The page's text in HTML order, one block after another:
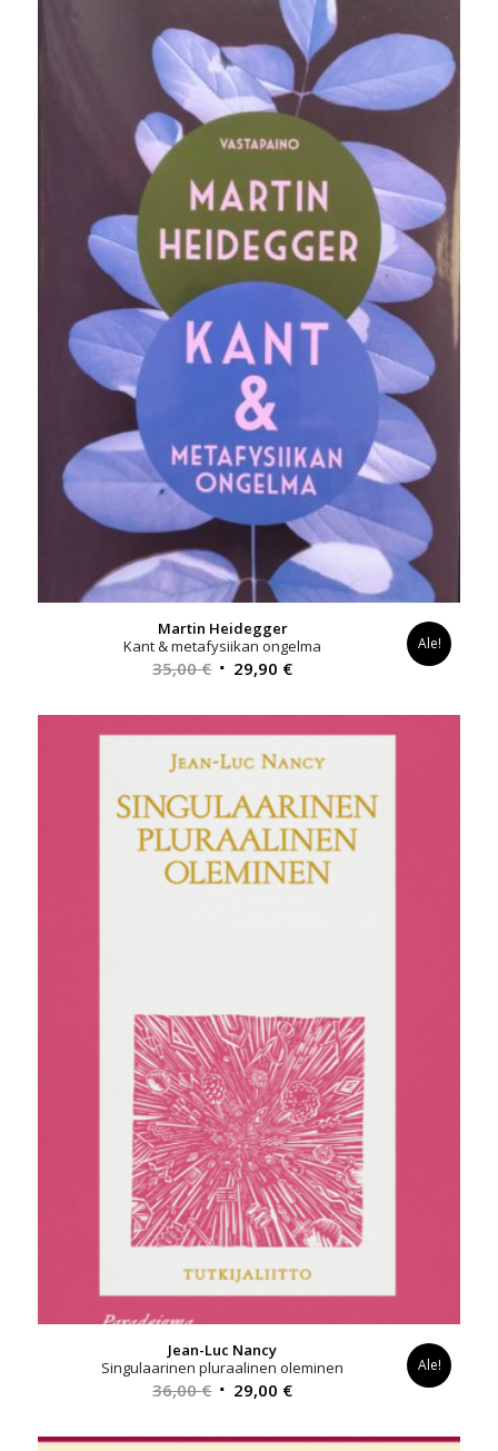
19,90 €.
Martin Heidegger
Kant & metafysiikan ongelma
35,00€ Alkuperäinen
oli:
29,90 €Nykyinen
on:
Ale!
Jean-Luc Nancy
Singulaarinen pluraalinen oleminen
36,00€ Alkuperäinen
oli:
29,00 €Nykyinen
on:
Ale!